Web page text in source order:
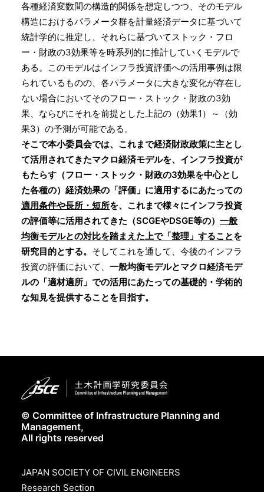
各種経済変数間の構造的関係を想定しつつ、そのモデル
構造におけるパラメータ群を計量経済データに基づいて
統計学的に推定し、それらに基づいてストック・フロ
ー・財政の3効果等を時系列的に推計していくモデルで
ある。このモデルはインフラ投資評価への活用事例は限
られているものの、各パラメータに大きな変化が存在し
ない場合においてそのフロー・ストック・財政の3効
果、ならびにそれを前提とした上記の（効果1）～（効
果3）の予測が可能である。
そこで本小委員会では、これまで経済財政政策に主とし
て活用されてきたマクロ経済モデルを、インフラ投資が
もたらす（フロー・ストック・財政の3効果を中心とし
た各種の）経済効果の「評価」に適用するにあたっての
適用条件や長所・短所を、これまで様々にインフラ投資
の評価等に活用されてきた（SCGEやDSGE等の） 一般
均衡モデルとの対比を踏まえた上で「整理」することを
研究目的とする。 そしてこれを通して、今後のインフラ
投資の評価において、 一般均衡モデルとマクロ経済モデ
ルの「適材適所」での活用にあたっての基礎的・学術的
な知見を提供することを目指す。
© Committee of Infrastructure Planning and
Management,
All rights reserved
JAPAN SOCIETY OF CIVIL ENGINEERS
Research Section